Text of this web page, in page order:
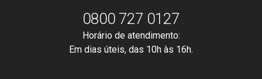
0800 727 0127
Horário de atendimento:
Em dias úteis, das 10h às 16h.